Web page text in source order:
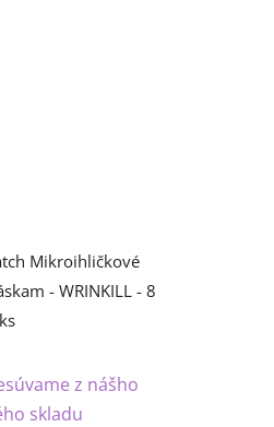
Mikroihličkové
- WRINKILL - 8
ks
z nášho
skladu